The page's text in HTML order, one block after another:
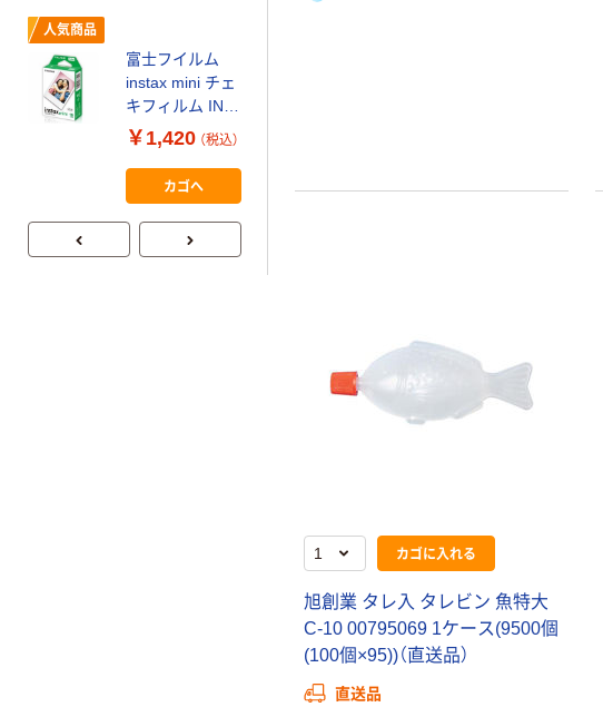
カゴに入れる
旭創業 タレ入 タレビン 魚特大
C-10 00795069 1ケース(9500個
(100個×95))（直送品）
直送品
人気商品
富士フイルム
instax mini チェ
キフィルム INS
MINI JP1 1パッ
ク（10枚入り）
￥1,420 （税込）
カゴへ
プ